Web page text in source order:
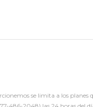
se limita a los planes